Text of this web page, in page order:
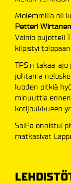
Molemmilla oli
Petteri Wirtanen
Vainio pujotteli
kilpistyi tolppaan.
TPS:n takaa-ajo
johtama
luoden pitkiä
minuuttia
kotijoukkueen
SaiPa onnistui
matkasivat